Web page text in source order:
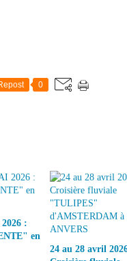
0
:
en
24 au 28 avril